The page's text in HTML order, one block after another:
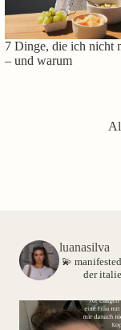
7 Dinge, die ich nicht
– und warum
luanasilva
💫
der